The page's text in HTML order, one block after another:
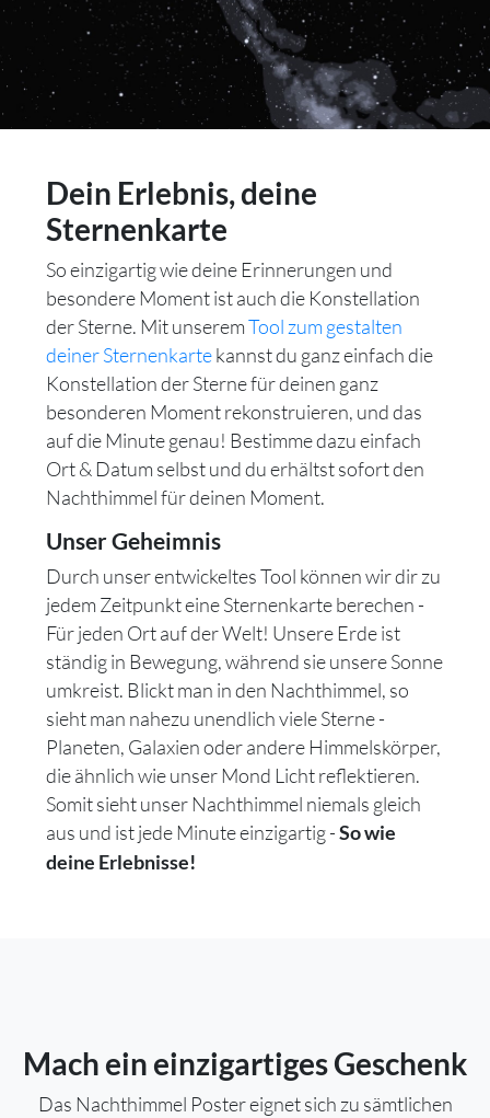
Dein Erlebnis, deine
Sternenkarte
So einzigartig wie deine Erinnerungen und
besondere Moment ist auch die Konstellation
der Sterne. Mit unseremTool zum gestalten
deiner Sternenkartekannst du ganz einfach die
Konstellation der Sterne für deinen ganz
besonderen Moment rekonstruieren, und das
auf die Minute genau! Bestimme dazu einfach
Ort & Datum selbst und du erhältst sofort den
Nachthimmel für deinen Moment.
Unser Geheimnis
Durch unser entwickeltes Tool können wir dir zu
jedem Zeitpunkt eine Sternenkarte berechen -
Für jeden Ort auf der Welt! Unsere Erde ist
ständig in Bewegung, während sie unsere Sonne
umkreist. Blickt man in den Nachthimmel, so
sieht man nahezu unendlich viele Sterne -
Planeten, Galaxien oder andere Himmelskörper,
die ähnlich wie unser Mond Licht reflektieren.
Somit sieht unser Nachthimmel niemals gleich
aus und ist jede Minute einzigartig -So wie
deine Erlebnisse!
Mach ein einzigartiges Geschenk
Das Nachthimmel Poster eignet sich zu sämtlichen